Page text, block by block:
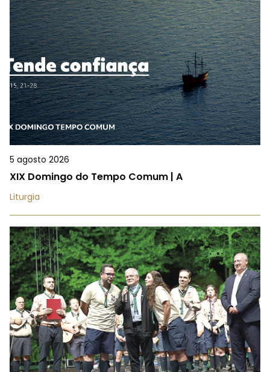
5 agosto 2026
XIX Domingo do Tempo Comum | A
Liturgia